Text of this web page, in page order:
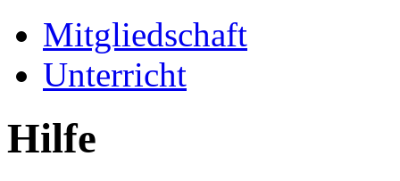
Mitgliedschaft
Unterricht
Hilfe